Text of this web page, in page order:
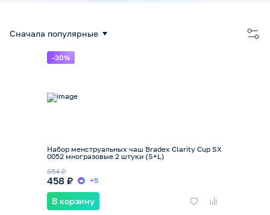
Сначала популярные
-30%
Набор менструальных чаш Bradex Clarity Cup SX
0052 многразовые 2 штуки (S+L)
458 ₽
654 ₽
+5
В корзину